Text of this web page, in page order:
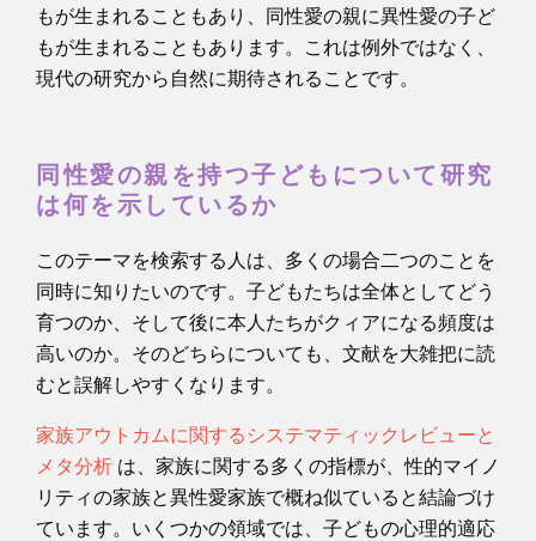
もが生まれることもあり、同性愛の親に異性愛の子ど
もが生まれることもあります。これは例外ではなく、
現代の研究から自然に期待されることです。
同性愛の親を持つ子どもについて研究
は何を示しているか
このテーマを検索する人は、多くの場合二つのことを
同時に知りたいのです。子どもたちは全体としてどう
育つのか、そして後に本人たちがクィアになる頻度は
高いのか。そのどちらについても、文献を大雑把に読
むと誤解しやすくなります。
家族アウトカムに関するシステマティックレビューと
メタ分析 は、家族に関する多くの指標が、性的マイノ
リティの家族と異性愛家族で概ね似ていると結論づけ
ています。いくつかの領域では、子どもの心理的適応